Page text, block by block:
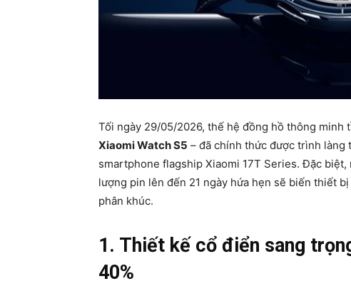
Tối ngày 29/05/2026, thế hệ đồng hồ thông minh
Xiaomi Watch S5 – đã chính thức được trình làng
smartphone flagship Xiaomi 17T Series. Đặc
lượng pin lên đến 21 ngày hứa hẹn sẽ biến thiết
phân khúc.
1. Thiết kế cổ điển sang
40%